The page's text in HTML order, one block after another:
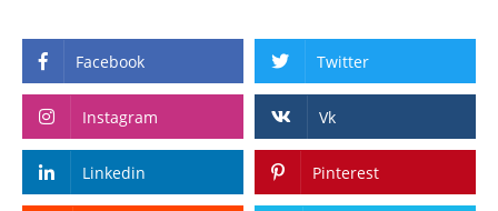
Facebook Twitter
Instagram Vk
Linkedin Pinterest